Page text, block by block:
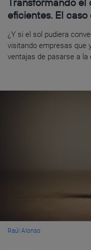
eficientes. El
¿Y si el sol pudiera
visitando empresas que
ventajas de pasarse a la
Raúl Alonso